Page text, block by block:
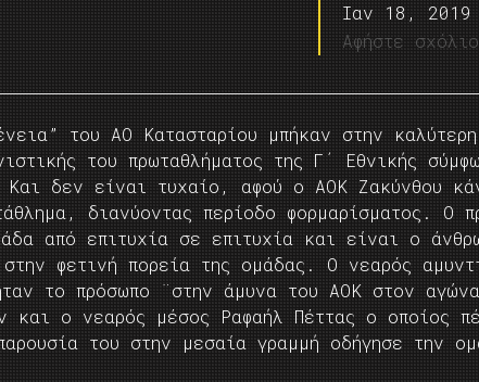
Ιαν 18, 2019
Αφήστε σχόλιο
του ΑΟ Κατασταρίου μπήκαν στην
του πρωταθλήματος της Γ΄ Εθνικής
δεν είναι τυχαίο, αφού ο ΑΟΚ Ζακύνθου
διανύοντας περίοδο φορμαρίσματος. Ο
από επιτυχία σε επιτυχία και είναι ο
φετινή πορεία της ομάδας. Ο νεαρός
το πρόσωπο ¨στην άμυνα του ΑΟΚ στον
και ο νεαρός μέσος Ραφαήλ Πέττας ο οποίος
του στην μεσαία γραμμή οδήγησε την